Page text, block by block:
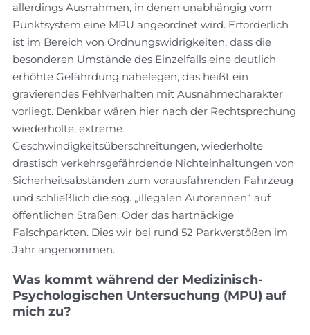
allerdings Ausnahmen, in denen unabhängig vom
Punktsystem eine MPU angeordnet wird. Erforderlich
ist im Bereich von Ordnungswidrigkeiten, dass die
besonderen Umstände des Einzelfalls eine deutlich
erhöhte Gefährdung nahelegen, das heißt ein
gravierendes Fehlverhalten mit Ausnahmecharakter
vorliegt. Denkbar wären hier nach der Rechtsprechung
wiederholte, extreme
Geschwindigkeitsüberschreitungen, wiederholte
drastisch verkehrsgefährdende Nichteinhaltungen von
Sicherheitsabständen zum vorausfahrenden Fahrzeug
und schließlich die sog. „illegalen Autorennen“ auf
öffentlichen Straßen. Oder das hartnäckige
Falschparkten. Dies wir bei rund 52 Parkverstößen im
Jahr angenommen.
Was kommt während der Medizinisch-
Psychologischen Untersuchung (MPU) auf
mich zu?